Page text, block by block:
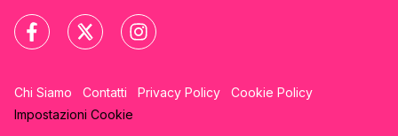
Chi Siamo Contatti Privacy Policy
Cookie Policy
Impostazioni Cookie